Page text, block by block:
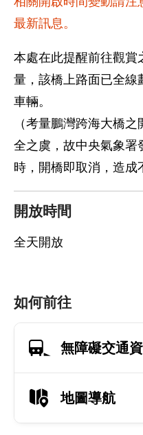
最新訊息。
本處在此提醒前往觀賞
量，該橋上路面已全線
車輛。
（考量鵬灣跨海大橋
全之虞，故中央氣象署
時，開橋即取消，造成
開放時間
全天開放
如何前往
無障礙交通
地圖導航